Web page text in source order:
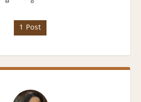
1 Post